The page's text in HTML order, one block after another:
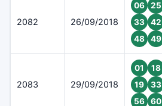
2082 26/09/2018
06
25
33
42
48
49
2083 29/09/2018
01
18
19
33
56
60